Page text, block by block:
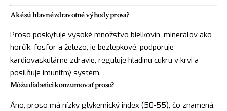
Aké sú hlavné zdravotné výhody prosa?
Proso poskytuje vysoké množstvo bielkovín, minerálov ako
horčík, fosfor a železo, je bezlepkové, podporuje
kardiovaskulárne zdravie, reguluje hladinu cukru v krvi a
posilňuje imunitný systém.
Môžu diabetici konzumovať proso?
Áno, proso má nízky glykemický index (50-55), čo znamená,